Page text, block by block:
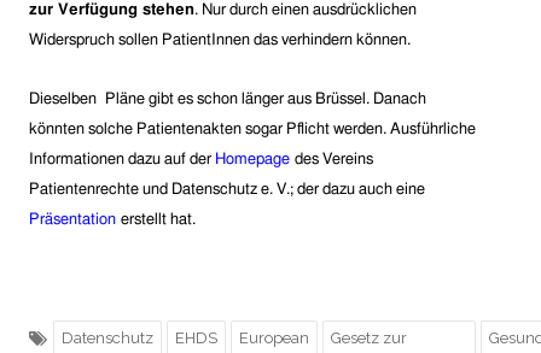
zur Verfügung stehen. Nur durch einen ausdrücklichen
Widerspruch sollen PatientInnen das verhindern können.
Dieselben Pläne gibt es schon länger aus Brüssel. Danach
könnten solche Patientenakten sogar Pflicht werden. Ausführliche
Informationen dazu auf der Homepage des Vereins
Patientenrechte und Datenschutz e. V.; der dazu auch eine
Präsentation erstellt hat.
Datenschutz EHDS
European
Gesetz zur